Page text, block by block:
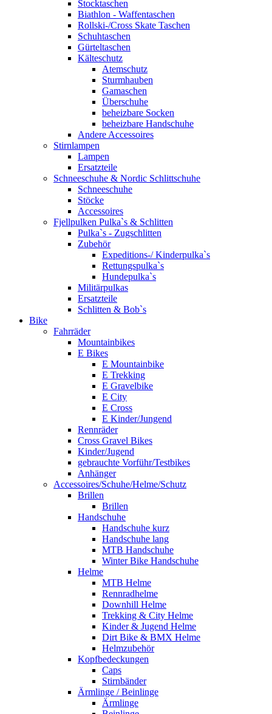
Stocktaschen
Biathlon - Waffentaschen
Rollski-/Cross Skate Taschen
Schuhtaschen
Gürteltaschen
Kälteschutz
Atemschutz
Sturmhauben
Gamaschen
Überschuhe
beheizbare Socken
beheizbare Handschuhe
Andere Accessoires
Stirnlampen
Lampen
Ersatzteile
Schneeschuhe & Nordic Schlittschuhe
Schneeschuhe
Stöcke
Accessoires
Fjellpulken Pulka`s & Schlitten
Pulka`s - Zugschlitten
Zubehör
Expeditions-/ Kinderpulka`s
Rettungspulka`s
Hundepulka`s
Militärpulkas
Ersatzteile
Schlitten & Bob`s
Bike
Fahrräder
Mountainbikes
E Bikes
E Mountainbike
E Trekking
E Gravelbike
E City
E Cross
E Kinder/Jungend
Rennräder
Cross Gravel Bikes
Kinder/Jugend
gebrauchte Vorführ/Testbikes
Anhänger
Accessoires/Schuhe/Helme/Schutz
Brillen
Brillen
Handschuhe
Handschuhe kurz
Handschuhe lang
MTB Handschuhe
Winter Bike Handschuhe
Helme
MTB Helme
Rennradhelme
Downhill Helme
Trekking & City Helme
Kinder & Jugend Helme
Dirt Bike & BMX Helme
Helmzubehör
Kopfbedeckungen
Caps
Stirnbänder
Ärmlinge / Beinlinge
Ärmlinge